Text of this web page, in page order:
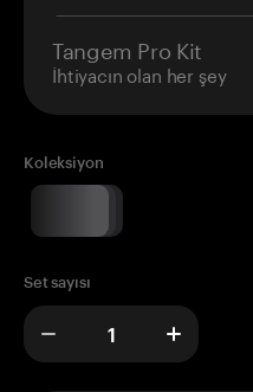
Tangem Pro Kit
İhtiyacın olan her şey
Koleksiyon
Set sayısı